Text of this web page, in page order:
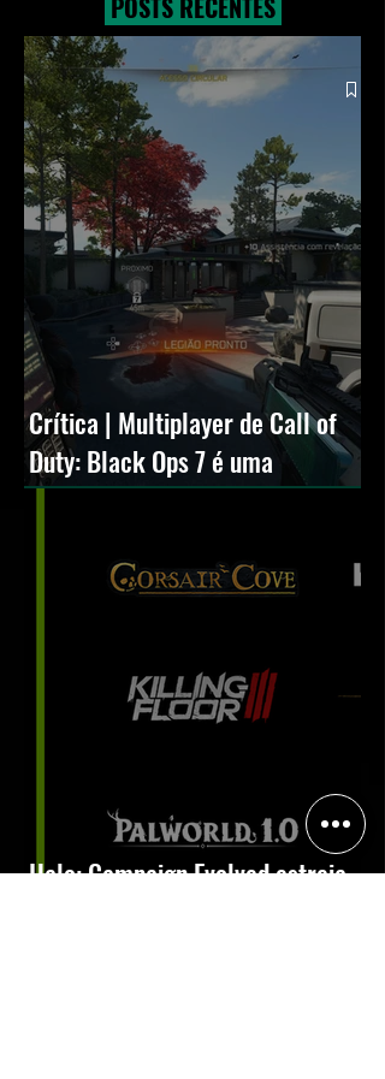
POSTS RECENTES
Crítica | Multiplayer de Call of
Duty: Black Ops 7 é uma
experiência positiva, divertida e
Halo: Campaign Evolved estreia